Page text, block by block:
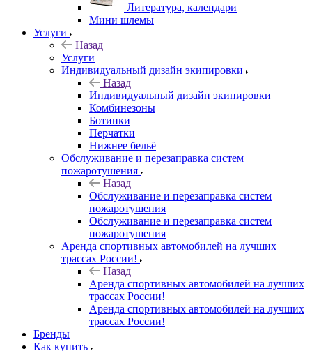
Литература, календари
Мини шлемы
Услуги
Назад
Услуги
Индивидуальный дизайн экипировки
Назад
Индивидуальный дизайн экипировки
Комбинезоны
Ботинки
Перчатки
Нижнее бельё
Обслуживание и перезаправка систем
пожаротушения
Назад
Обслуживание и перезаправка систем
пожаротушения
Обслуживание и перезаправка систем
пожаротушения
Аренда спортивных автомобилей на лучших
трассах России!
Назад
Аренда спортивных автомобилей на лучших
трассах России!
Аренда спортивных автомобилей на лучших
трассах России!
Бренды
Как купить